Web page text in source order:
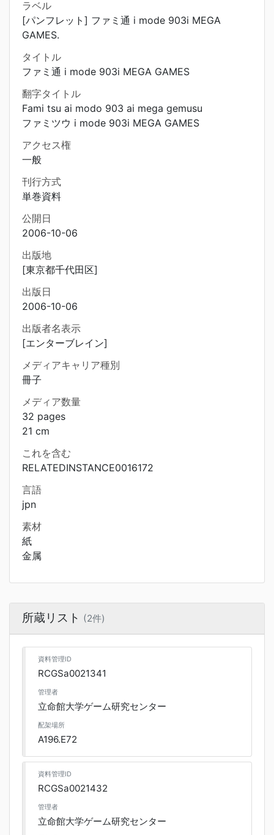
ラベル
[パンフレット] ファミ通 i mode 903i MEGA
GAMES.
タイトル
ファミ通 i mode 903i MEGA GAMES
翻字タイトル
Fami tsu ai modo 903 ai mega gemusu
ファミツウ i mode 903i MEGA GAMES
アクセス権
一般
刊行方式
単巻資料
公開日
2006-10-06
出版地
[東京都千代田区]
出版日
2006-10-06
出版者名表示
[エンターブレイン]
メディアキャリア種別
冊子
メディア数量
32 pages
21 cm
これを含む
RELATEDINSTANCE0016172
言語
jpn
素材
紙
金属
所蔵リスト (2件)
資料管理ID
RCGSa0021341
管理者
立命館大学ゲーム研究センター
配架場所
A196.E72
資料管理ID
RCGSa0021432
管理者
立命館大学ゲーム研究センター